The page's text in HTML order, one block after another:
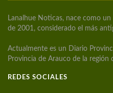
Lanalhue Noticas, nace como
de 2001, considerado el más
Actualmente es un Diario
Provincia de Arauco de la región
REDES SOCIALES